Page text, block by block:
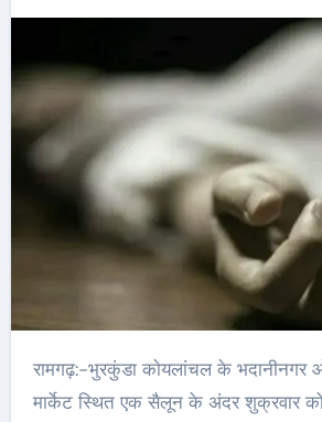
रामगढ़:-भुरकुंडा काेयलांचल के भदानीनगर ओपी क्षेत्र के नीचे
मार्केट स्थित एक सैलून के अंदर शुक्रवार